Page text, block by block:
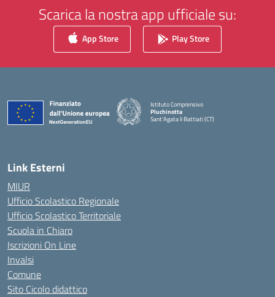
Scarica la nostra app ufficiale su:
App Store Play Store
Istituto Comprensivo
Pluchinotta
Sant'Agata li Battiati (CT)
— Visita la pagina iniziale della scuola
Link Esterni
MIUR
Ufficio Scolastico Regionale
Ufficio Scolastico Territoriale
Scuola in Chiaro
Iscrizioni On Line
Invalsi
Comune
Sito Cicolo didattico